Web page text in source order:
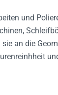
und
an die